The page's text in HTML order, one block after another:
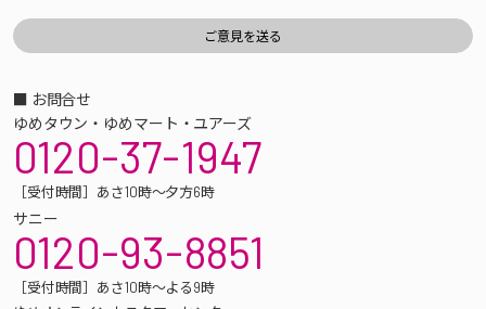
■ お問合せ
ゆめタウン・ゆめマート・ユアーズ
0120-37-1947
［受付時間］あさ10時～夕方6時
サニー
0120-93-8851
［受付時間］あさ10時～よる9時